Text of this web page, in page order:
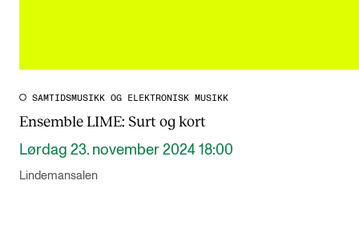
SAMTIDSMUSIKK OG ELEKTRONISK MUSIKK
Ensemble LIME: Surt og kort
Lørdag 23. november 2024 18:00
Lindemansalen